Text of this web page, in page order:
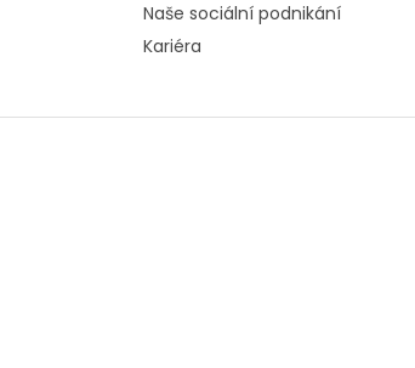
Naše sociální podnikání
Kariéra